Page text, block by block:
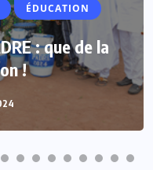
ÉDUCATION
: que de la
!
: les députés
avec les